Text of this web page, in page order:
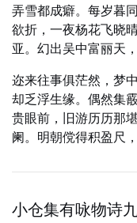
弄雪都成癖。每岁暮
欲折，一夜杨花飞晓
亚。幻出吴中富丽天
迩来往事俱茫然，梦
却乏浮生缘。偶然集
贵眼前，旧游历历那
阑。明朝傥得积盈尺
小仓集有咏物诗